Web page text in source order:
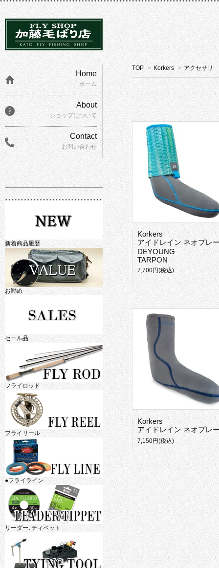
TOP > Korkers > アクセサリ
Korkers
アイドレイン ネオプレーン ガードソック
DEYOUNG
TARPON
7,700円(税込)
Korkers
アイドレイン ネオプレーン ウェーディングソック
7,150円(税込)
Home
ホーム
About
ショップについて
Contact
お問い合わせ
新着商品履歴
お勧め
セール品
フライロッド
フライリール
●フライライン
リーダー､ティペット